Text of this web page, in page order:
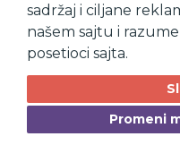
sadržaj i ciljane
našem sajtu i
posetioci sajta.
Promeni